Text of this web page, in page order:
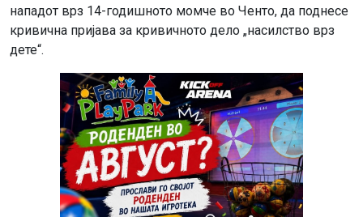
нападот врз 14-годишното момче во Ченто, да поднесе
кривична пријава за кривичното дело „насилство врз
дете“.